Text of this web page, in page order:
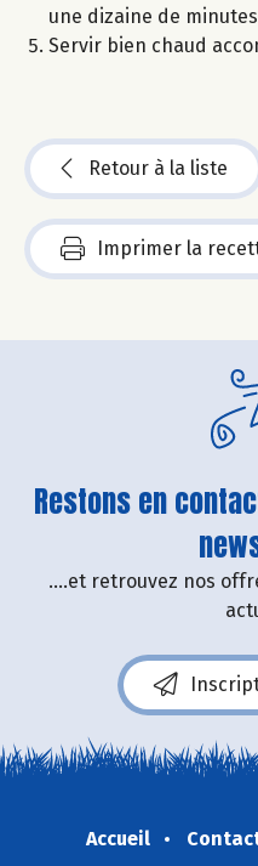
une dizaine de
Servir bien chaud
Retour à la liste
Imprimer la
Restons en
....et retrouvez nos
Accueil